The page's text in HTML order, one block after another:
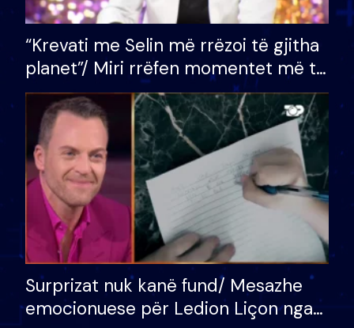
“Krevati me Selin më rrëzoi të gjitha
planet”/ Miri rrëfen momentet më të
bukura në shtëpinë e BB VIP: Do më
mungojë zilja e mëngjesit kur…
Surprizat nuk kanë fund/ Mesazhe
emocionuese për Ledion Liçon nga